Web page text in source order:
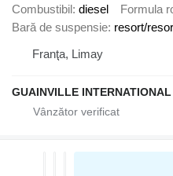
Combustibil diesel Formula
Bară de suspensie resort/
Franţa, Limay
GUAINVILLE INTERNATIONAL